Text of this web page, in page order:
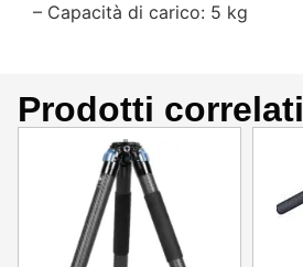
– Capacità di carico: 5 kg
Prodotti correlati